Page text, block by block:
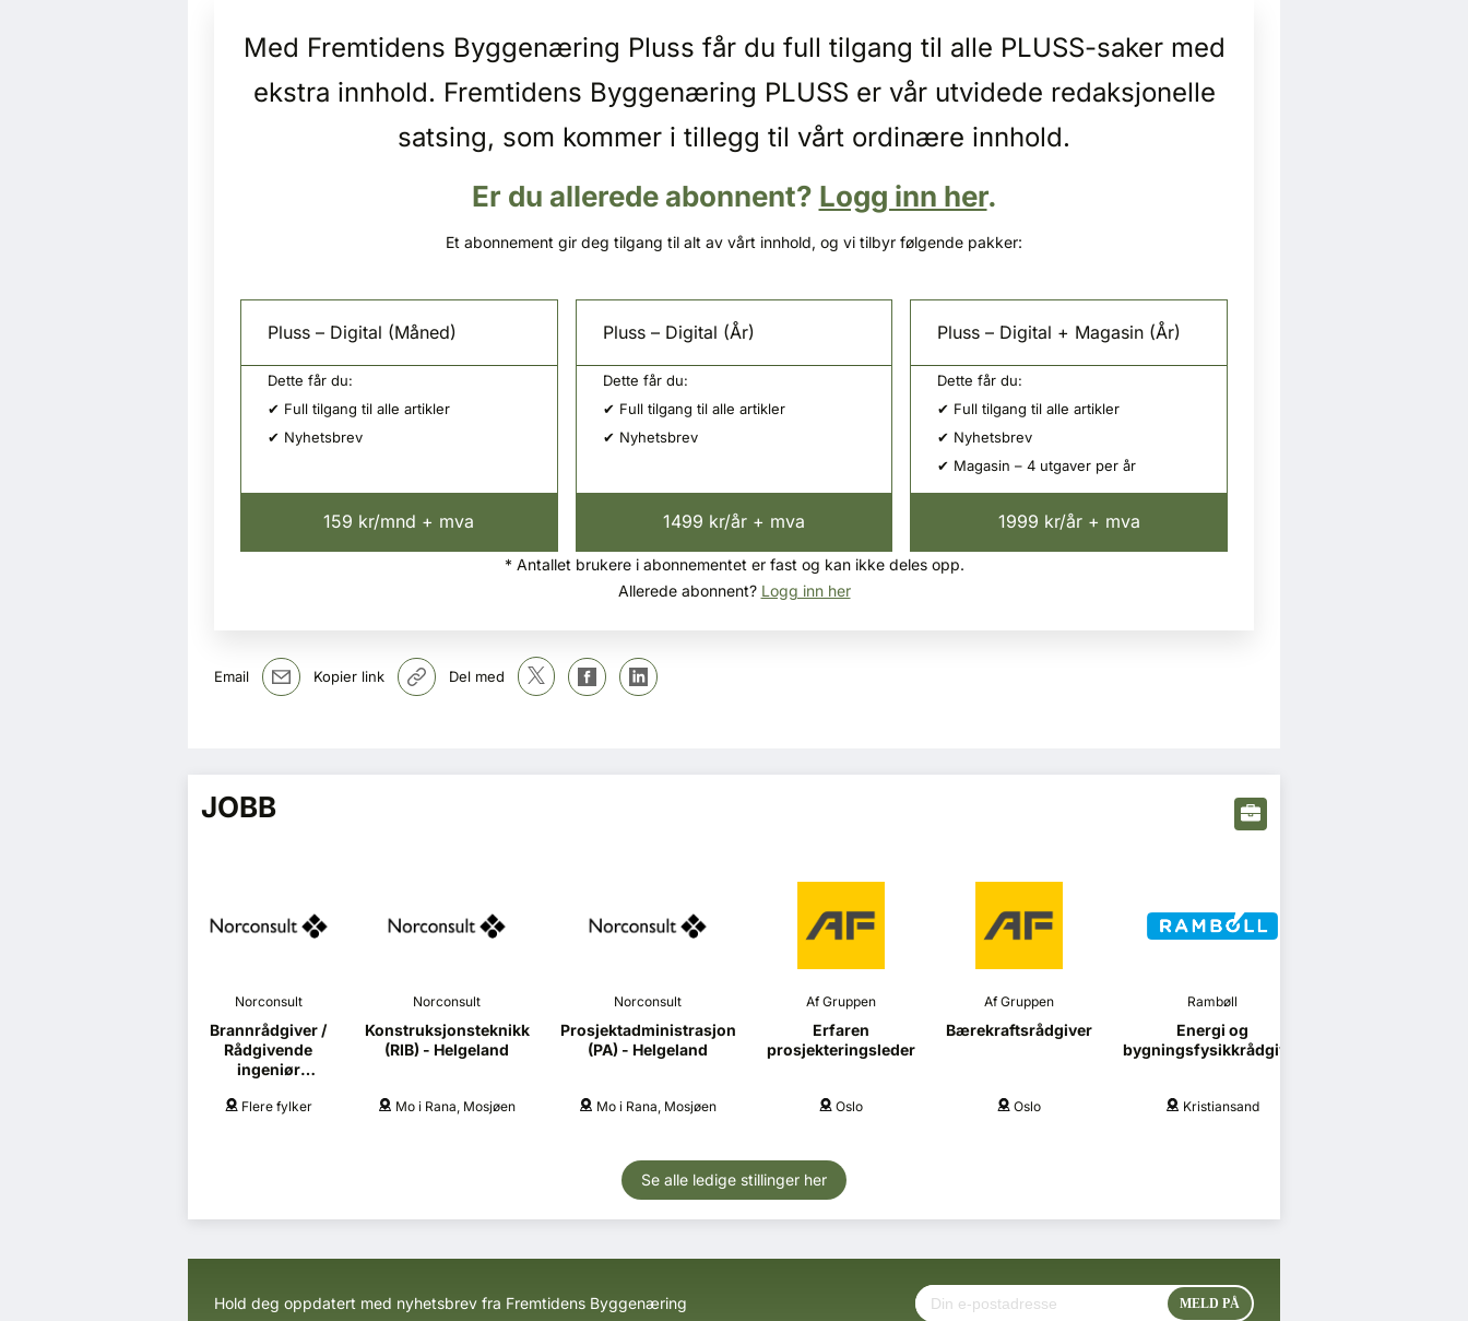
Med Fremtidens Byggenæring Pluss får du full tilgang til alle PLUSS-saker med
ekstra innhold. Fremtidens Byggenæring PLUSS er vår utvidede redaksjonelle
satsing, som kommer i tillegg til vårt ordinære innhold.
Er du allerede abonnent? Logg inn her.
Et abonnement gir deg tilgang til alt av vårt innhold, og vi tilbyr følgende pakker:
Pluss – Digital (Måned)
Dette får du:
✔ Full tilgang til alle artikler
✔ Nyhetsbrev
159 kr/mnd + mva
Pluss – Digital (År)
Dette får du:
✔ Full tilgang til alle artikler
✔ Nyhetsbrev
1499 kr/år + mva
Pluss – Digital + Magasin (År)
Dette får du:
✔ Full tilgang til alle artikler
✔ Nyhetsbrev
✔ Magasin – 4 utgaver per år
1999 kr/år + mva
* Antallet brukere i abonnementet er fast og kan ikke deles opp.
Allerede abonnent? Logg inn her
Email Kopier link Del med
JOBB
Norconsult
Brannrådgiver /
Rådgivende
ingeniør
(RIBr)
Flere fylker
Norconsult
Konstruksjonsteknikk
(RIB) - Helgeland
Mo i Rana, Mosjøen
Norconsult
Prosjektadministrasjon
(PA) - Helgeland
Mo i Rana, Mosjøen
Af Gruppen
Erfaren
prosjekteringsleder
Oslo
Af Gruppen
Bærekraftsrådgiver
Oslo
Rambøll
Energi og
bygningsfysikkrådgiver
Kristiansand
Se alle ledige stillinger her
Hold deg oppdatert med nyhetsbrev fra Fremtidens Byggenæring